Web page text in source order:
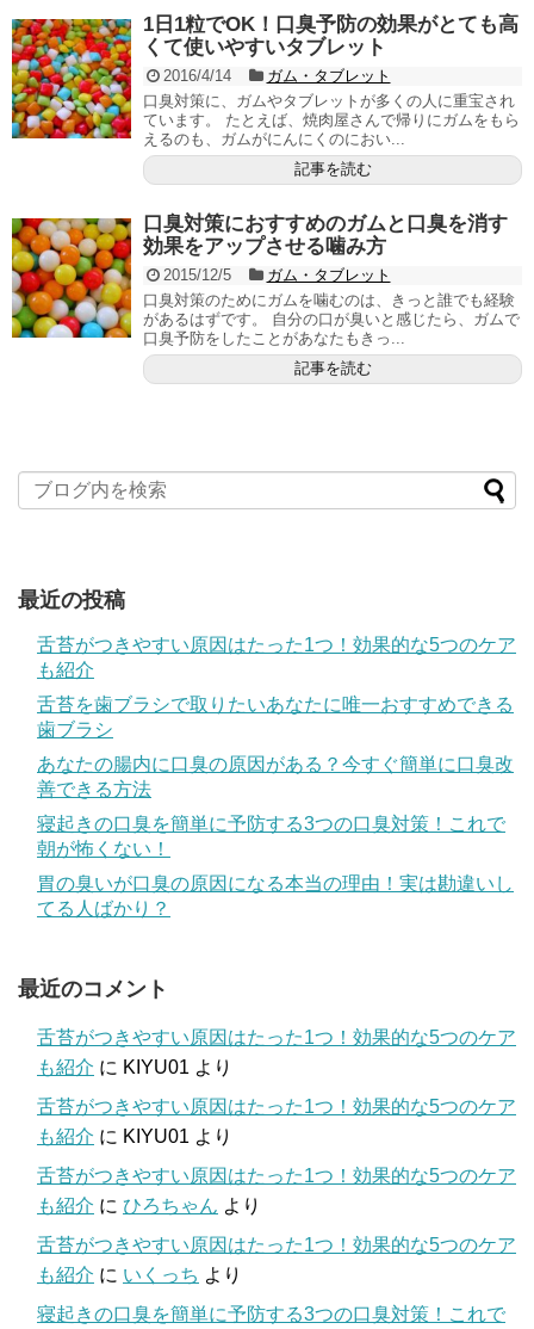
1日1粒でOK！口臭予防の効果がとても高
くて使いやすいタブレット
2016/4/14
ガム・タブレット
口臭対策に、ガムやタブレットが多くの人に重宝され
ています。 たとえば、焼肉屋さんで帰りにガムをもら
えるのも、ガムがにんにくのにおい...
記事を読む
口臭対策におすすめのガムと口臭を消す
効果をアップさせる噛み方
2015/12/5
ガム・タブレット
口臭対策のためにガムを噛むのは、きっと誰でも経験
があるはずです。 自分の口が臭いと感じたら、ガムで
口臭予防をしたことがあなたもきっ...
記事を読む
最近の投稿
舌苔がつきやすい原因はたった1つ！効果的な5つのケア
も紹介
舌苔を歯ブラシで取りたいあなたに唯一おすすめできる
歯ブラシ
あなたの腸内に口臭の原因がある？今すぐ簡単に口臭改
善できる方法
寝起きの口臭を簡単に予防する3つの口臭対策！これで
朝が怖くない！
胃の臭いが口臭の原因になる本当の理由！実は勘違いし
てる人ばかり？
最近のコメント
舌苔がつきやすい原因はたった1つ！効果的な5つのケア
も紹介 に KIYU01 より
舌苔がつきやすい原因はたった1つ！効果的な5つのケア
も紹介 に KIYU01 より
舌苔がつきやすい原因はたった1つ！効果的な5つのケア
も紹介 に ひろちゃん より
舌苔がつきやすい原因はたった1つ！効果的な5つのケア
も紹介 に いくっち より
寝起きの口臭を簡単に予防する3つの口臭対策！これで